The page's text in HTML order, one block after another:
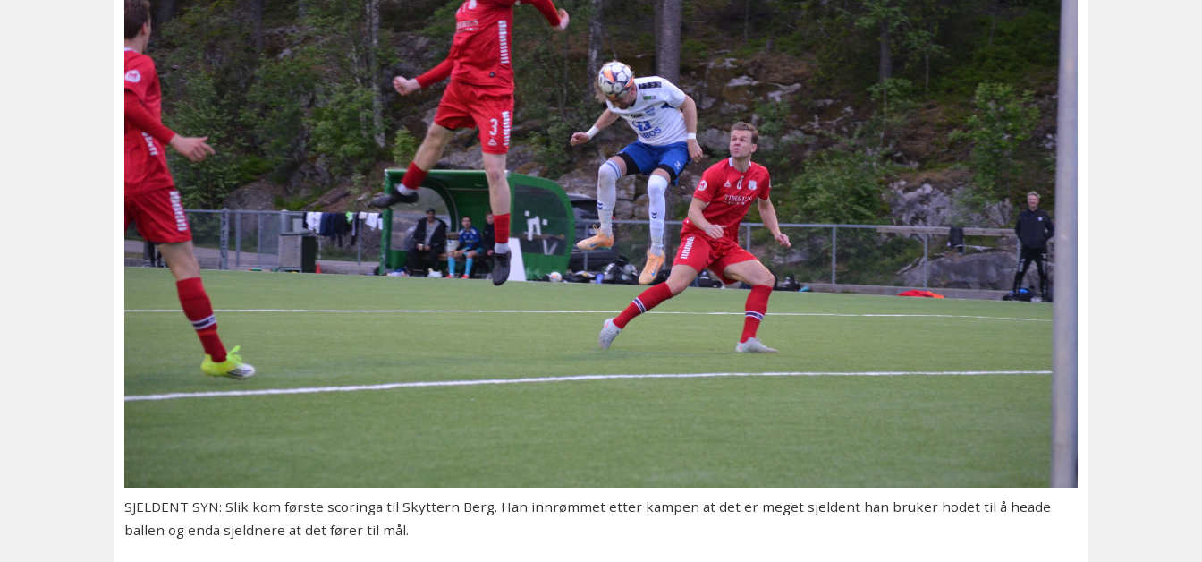
SJELDENT SYN: Slik kom første scoringa til Skyttern Berg. Han innrømmet etter kampen at det er meget sjeldent han bruker hodet til å heade
ballen og enda sjeldnere at det fører til mål.